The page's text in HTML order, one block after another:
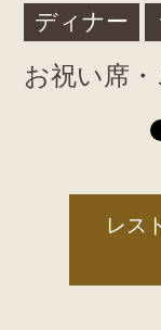
ディナー
お祝い席
レス